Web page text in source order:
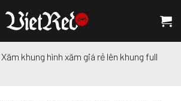
Xăm khung hình xăm giá rẻ lên khung full